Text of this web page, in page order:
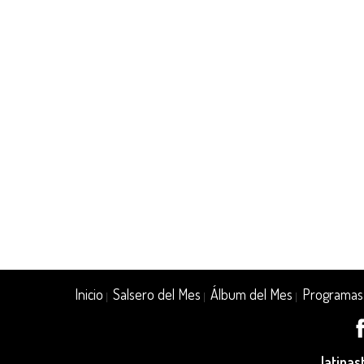
Inicio |Salsero del Mes |Álbum del Mes Programas